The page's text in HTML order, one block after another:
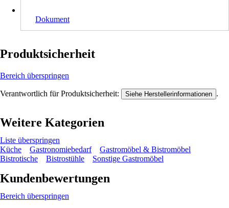
Dokument
Produktsicherheit
Bereich überspringen
Verantwortlich für Produktsicherheit: Siehe Herstellerinformationen .
Weitere Kategorien
Liste überspringen
Küche
Gastronomiebedarf
Gastromöbel & Bistromöbel
Bistrotische
Bistrostühle Sonstige Gastromöbel
Kundenbewertungen
Bereich überspringen